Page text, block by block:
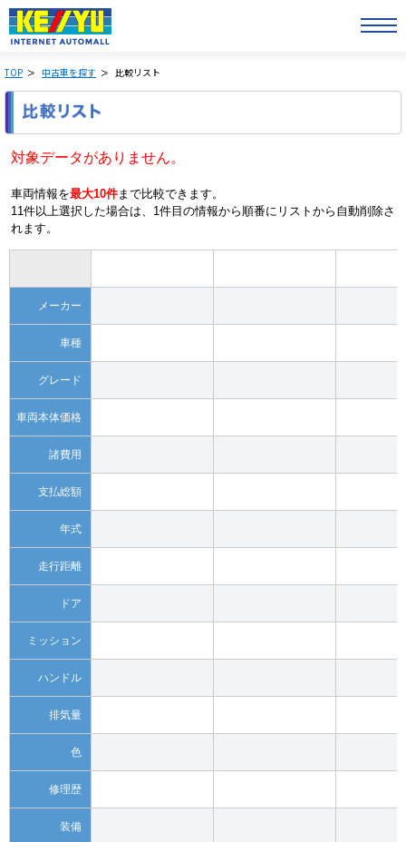
TOP 中古車を探す 比較リスト
対象データがありません。
車両情報を最大10件まで比較できます。
11件以上選択した場合は、1件目の情報から順番にリストから自動削除さ
れます。
メーカー
車種
グレード
車両本体価格
諸費用
支払総額
年式
走行距離
ドア
ミッション
ハンドル
排気量
色
修理歴
装備